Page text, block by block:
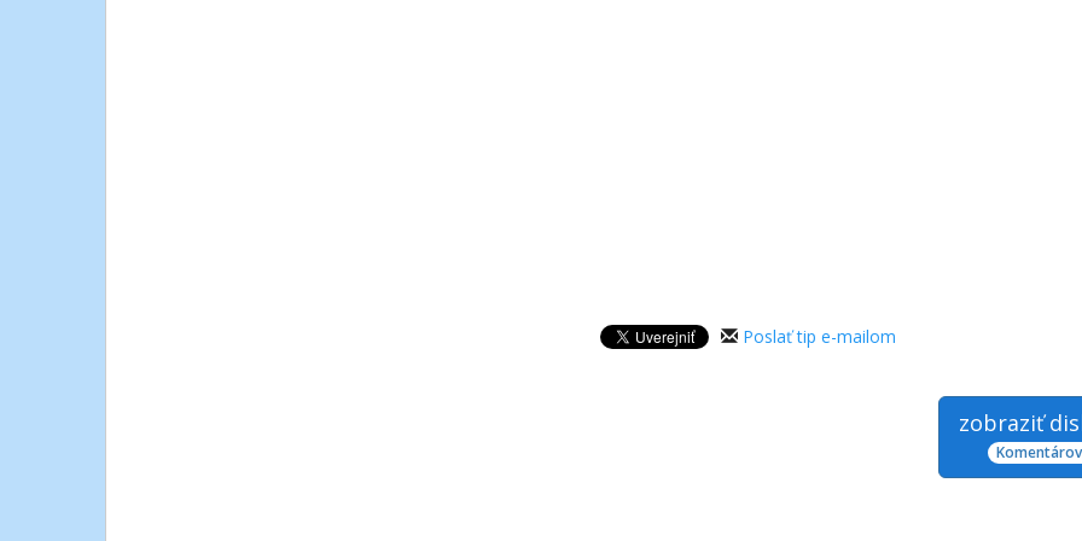
Poslať tip e-mailom
zobraziť